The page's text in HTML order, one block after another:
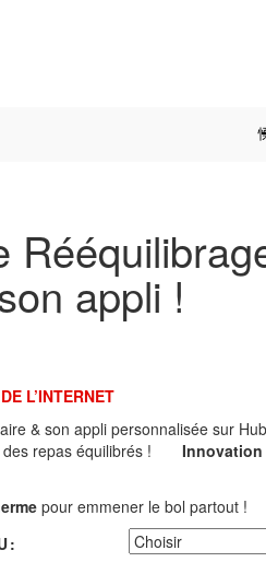
appli !
L’INTERNET
& son appli personnalisée sur
repas équilibrés !
pour emmener le bol partout !